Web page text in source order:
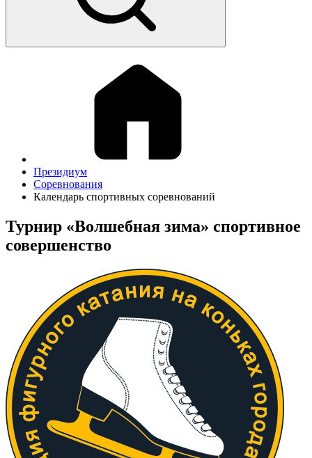
Президиум
Соревнования
Календарь спортивных соревнований
Турнир «Волшебная зима» спортивное
совершенство